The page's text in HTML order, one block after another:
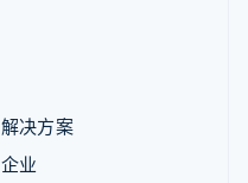
解决方案
企业